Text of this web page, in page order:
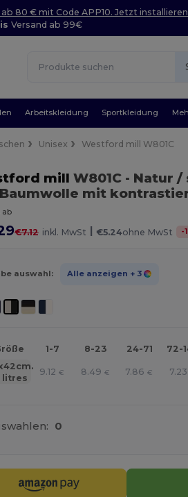
80 € mit Code APP10. Jetzt
Versand ab 99€
Arbeitskleidung Sportkleidung
Unisex Westford mill W801C
mill W801C - Natur /
mit
ab
€7.12 inkl. MwSt | €5.24ohne MwSt -
auswahl: Alle anzeigen + 3
1-7 8-23 24-71
72-
litres
9.12 € 8.49 € 7.86 € 7.23
0